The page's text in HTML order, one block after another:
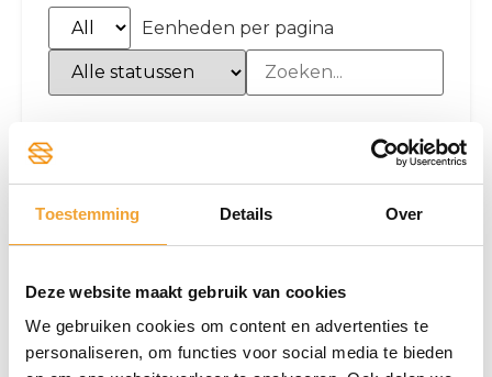
Toestemming Details Over
Deze website maakt gebruik van cookies
We gebruiken cookies om content en advertenties te
personaliseren, om functies voor social media te bieden
Eenheden per pagina
Tweede
verdieping
Tweede
2.2
Tweede Circa 3